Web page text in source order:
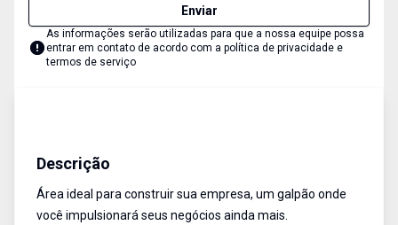
Enviar
As informações serão utilizadas para que a nossa equipe possa
entrar em contato de acordo com a política de privacidade e
termos de serviço
Descrição
Área ideal para construir sua empresa, um galpão onde
você impulsionará seus negócios ainda mais.